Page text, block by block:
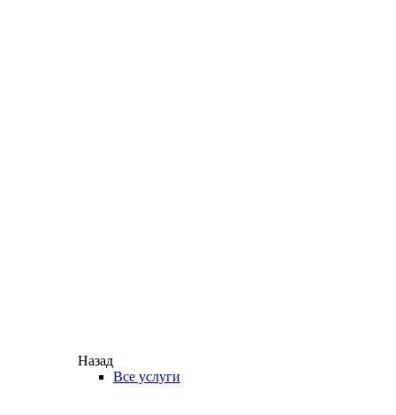
Назад
Все услуги